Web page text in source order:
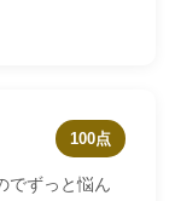
100点
でずっと悩ん